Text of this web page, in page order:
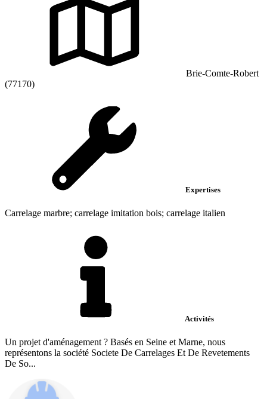
Brie-Comte-Robert
(77170)
Expertises
Carrelage marbre; carrelage imitation bois; carrelage italien
Activités
Un projet d'aménagement ? Basés en Seine et Marne, nous
représentons la société Societe De Carrelages Et De Revetements
De So...